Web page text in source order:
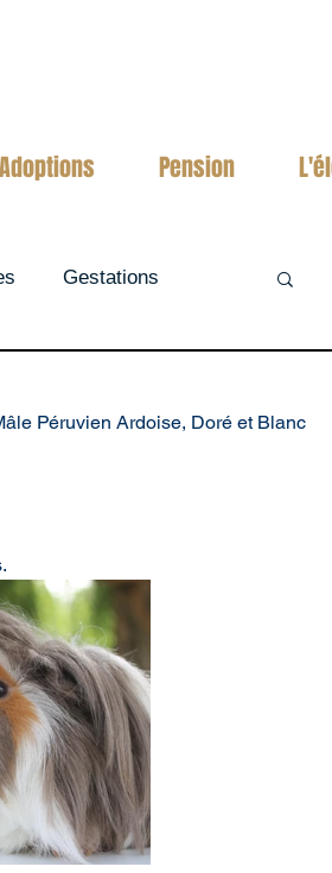
Adoptions Pension
Gestations
Péruvien Ardoise, Doré et Blanc